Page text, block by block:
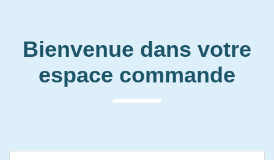
Bienvenue dans votre
espace commande